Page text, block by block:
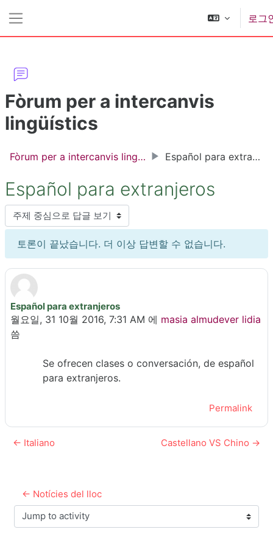
로그
Fòrum per a intercanvis
lingüístics
Fòrum per a intercanvis lingüístics Español para extranjeros
Español para extranjeros
표시 모드
토론이 끝났습니다. 더 이상 답변할 수 없습니다.
Español para extranjeros
월요일, 31 10월 2016, 7:31 AM 에 masia almudever lidia
씀
Number of replies: 0
Se ofrecen clases o conversación, de español
para extranjeros.
Permalink
← Italiano Castellano VS Chino →
← Notícies del lloc
Jump to activity